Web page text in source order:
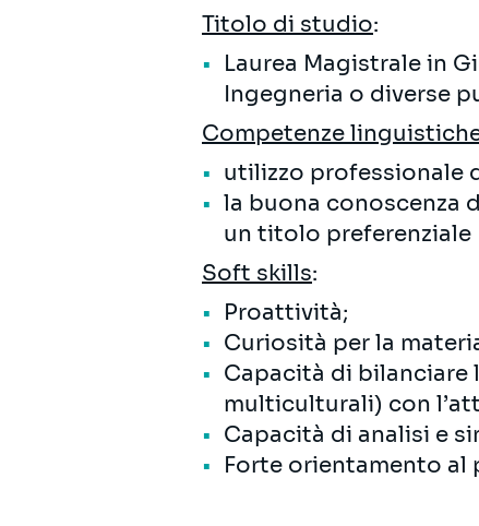
Titolo di studio:
Laurea Magistrale in
Ingegneria o diverse
Competenze
utilizzo professionale
la buona conoscenza
un titolo preferenziale
Soft skills:
Proattività;
Curiosità per la
Capacità di
multiculturali) con
Capacità di analisi e
Forte orientamento